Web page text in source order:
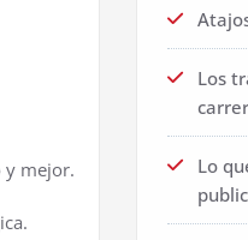
y mejor.
Los
Lo